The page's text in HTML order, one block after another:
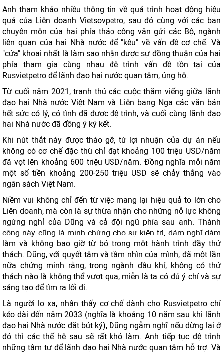
Anh tham khảo nhiều thông tin về quá trình hoạt động hiệu
quả của Liên doanh Vietsovpetro, sau đó cùng với các ban
chuyên môn của hai phía thảo công văn gửi các Bộ, ngành
liên quan của hai Nhà nước để "kêu" về vấn đề cơ chế. Và
"cửa" khoai nhất là làm sao nhận được sự đồng thuận của hai
phía tham gia cùng nhau đệ trình vấn đề tồn tại của
Rusvietpetro để lãnh đạo hai nước quan tâm, ủng hộ.
Từ cuối năm 2021, tranh thủ các cuộc thăm viếng giữa lãnh
đạo hai Nhà nước Việt Nam và Liên bang Nga các văn bản
hết sức có lý, có tình đã được đệ trình, và cuối cùng lãnh đạo
hai Nhà nước đã đồng ý ký kết.
Khi nút thắt này được tháo gỡ, từ lợi nhuận của dự án nếu
không có cơ chế đặc thù chỉ đạt khoảng 100 triệu USD/năm
đã vọt lên khoảng 600 triệu USD/năm. Đồng nghĩa mỗi năm
một số tiền khoảng 200-250 triệu USD sẽ chảy thẳng vào
ngân sách Việt Nam.
Niềm vui không chỉ đến từ việc mang lại hiệu quả to lớn cho
Liên doanh, mà còn là sự thừa nhận cho những nỗ lực không
ngừng nghỉ của Dũng và cả đội ngũ phía sau anh. Thành
công này cũng là minh chứng cho sự kiên trì, dám nghĩ dám
làm và không bao giờ từ bỏ trong một hành trình đầy thử
thách. Dũng, với quyết tâm và tầm nhìn của mình, đã một lần
nữa chứng minh rằng, trong ngành dầu khí, không có thử
thách nào là không thể vượt qua, miễn là ta có đủ ý chí và sự
sáng tạo để tìm ra lối đi.
Là người lo xa, nhận thấy cơ chế dành cho Rusvietpetro chỉ
kéo dài đến năm 2033 (nghĩa là khoảng 10 năm sau khi lãnh
đạo hai Nhà nước đặt bút ký), Dũng ngẫm nghĩ nếu dừng lại ở
đó thì các thế hệ sau sẽ rất khó làm. Anh tiếp tục đệ trình
những tâm tư để lãnh đạo hai Nhà nước quan tâm hỗ trợ. Và